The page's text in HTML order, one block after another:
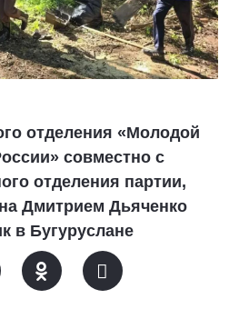
отделения «Молодой
совместно с
отделения партии,
Дмитрием Дьяченко
в Бугуруслане